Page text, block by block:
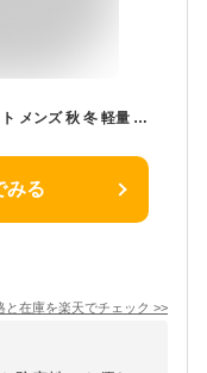
送料無料ダウンベスト インナーダウン ベスト メンズ 秋 冬 軽量 防寒 アメカジ ポケッタブル スーツ ゴルフ ジレ 暖かい おしゃれ 全3色 S-3XL 大きいサイズ
みる
と在庫を楽天でチェック >>